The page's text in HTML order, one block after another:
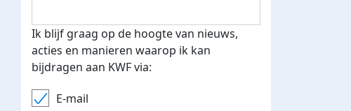
Ik blijf graag op de hoogte van nieuws,
acties en manieren waarop ik kan
bijdragen aan KWF via:
E-mail